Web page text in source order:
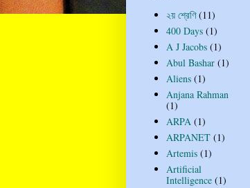
২য় শ্রেণি (11)
400 Days (1)
A J Jacobs (1)
Abul Bashar (1)
Aliens (1)
Anjana Rahman
(1)
ARPA (1)
ARPANET (1)
Artemis (1)
Artificial
Intelligence (1)